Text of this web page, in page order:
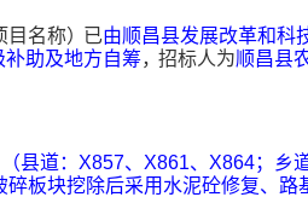
目名称） 已由顺昌县发展改革和科
补助及地方自筹， 招标人为顺昌县
县道： X857、 X861、 X864；乡
板块挖除后采用水泥砼修复、